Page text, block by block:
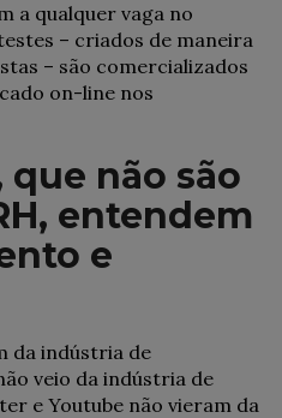
a qualquer vaga no
– criados de maneira
– são comercializados
on-line nos
que não são
entendem
e
da indústria de
veio da indústria de
e Youtube não vieram da